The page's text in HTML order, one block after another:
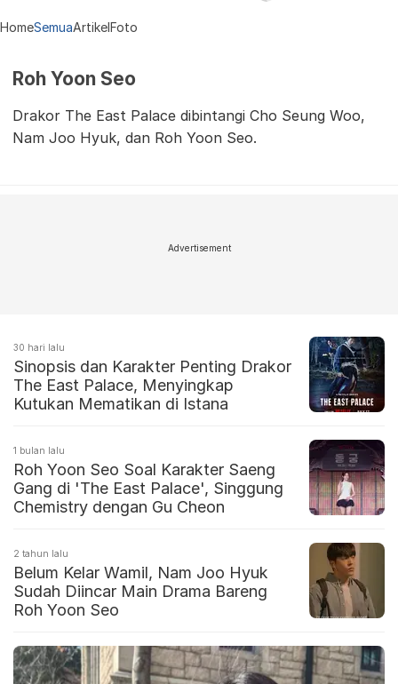
HomeSemuaArtikelFoto
Roh Yoon Seo
Drakor The East Palace dibintangi Cho Seung Woo,
Nam Joo Hyuk, dan Roh Yoon Seo.
Advertisement
30 hari lalu
Sinopsis dan Karakter Penting Drakor
The East Palace, Menyingkap
Kutukan Mematikan di Istana
1 bulan lalu
Roh Yoon Seo Soal Karakter Saeng
Gang di 'The East Palace', Singgung
Chemistry dengan Gu Cheon
2 tahun lalu
Belum Kelar Wamil, Nam Joo Hyuk
Sudah Diincar Main Drama Bareng
Roh Yoon Seo